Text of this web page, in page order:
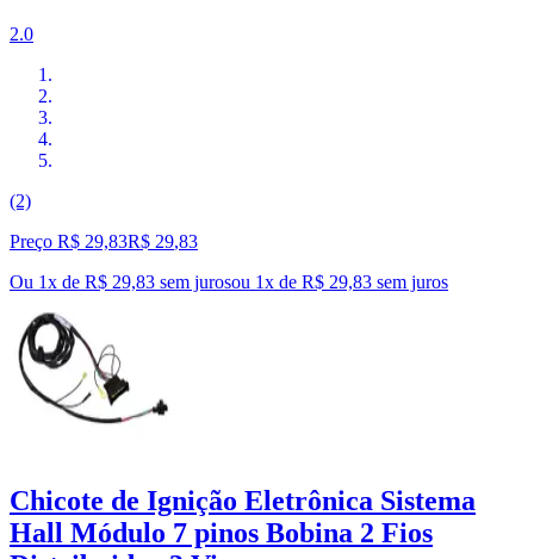
2.0
(2)
Preço R$ 29,83R$ 29,83
Ou 1x de R$ 29,83 sem jurosou 1x de R$ 29,83 sem juros
Chicote de Ignição Eletrônica Sistema
Hall Módulo 7 pinos Bobina 2 Fios